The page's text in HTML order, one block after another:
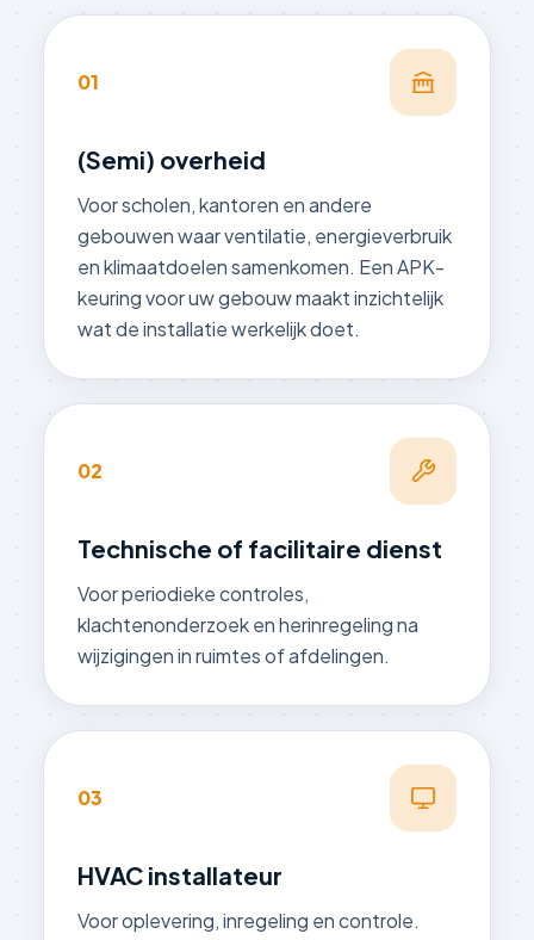
01
(Semi) overheid
Voor scholen, kantoren en andere
gebouwen waar ventilatie, energieverbruik
en klimaatdoelen samenkomen. Een APK-
keuring voor uw gebouw maakt inzichtelijk
wat de installatie werkelijk doet.
02
Technische of facilitaire dienst
Voor periodieke controles,
klachtenonderzoek en herinregeling na
wijzigingen in ruimtes of afdelingen.
03
HVAC installateur
Voor oplevering, inregeling en controle.